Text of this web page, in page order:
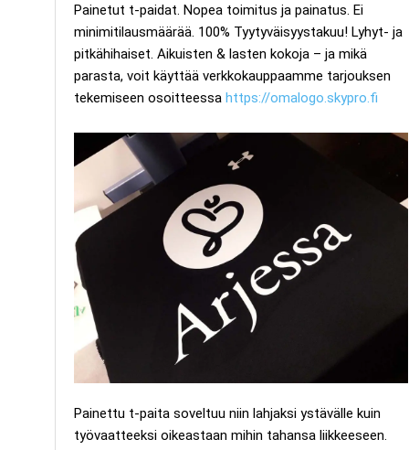
Painetut t-paidat. Nopea toimitus ja painatus. Ei
minimitilausmäärää. 100% Tyytyväisyystakuu! Lyhyt- ja
pitkähihaiset. Aikuisten & lasten kokoja – ja mikä
parasta, voit käyttää verkkokauppaamme tarjouksen
tekemiseen osoitteessa https://omalogo.skypro.fi
Painettu t-paita soveltuu niin lahjaksi ystävälle kuin
työvaatteeksi oikeastaan mihin tahansa liikkeeseen.